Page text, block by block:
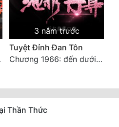
】
3 năm trước
Tuyệt Đỉnh Đan Tôn
Chương 1966: đến dưới tương tư thụ (đại kết cục
Thần Thức